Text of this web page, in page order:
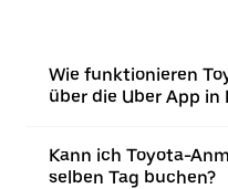
Wie funktionieren
über die Uber App in
Kann ich Toyota-
selben Tag buchen?